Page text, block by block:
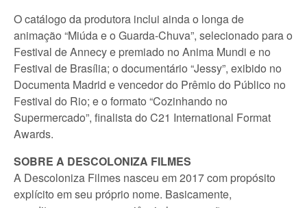
O catálogo da produtora inclui ainda o longa de
animação “Miúda e o Guarda-Chuva”, selecionado para o
Festival de Annecy e premiado no Anima Mundi e no
Festival de Brasília; o documentário “Jessy”, exibido no
Documenta Madrid e vencedor do Prêmio do Público no
Festival do Rio; e o formato “Cozinhando no
Supermercado”, finalista do C21 International Format
Awards.
SOBRE A DESCOLONIZA FILMES
A Descoloniza Filmes nasceu em 2017 com propósito
explícito em seu próprio nome. Basicamente,